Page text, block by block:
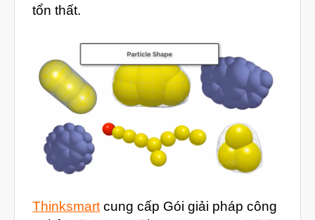
Tháng Mười Một 2020
Tháng Mười 2020
Tháng Chín 2020
Tháng Tám 2020
Tháng Bảy 2020
Tháng Sáu 2020
Tháng Năm 2020
tổn thất.
Thinksmartcung cấp Gói giải pháp công